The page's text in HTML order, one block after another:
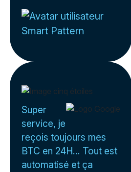
Smart Pattern
Super
service, je
reçois toujours mes
BTC en 24H... Tout est
automatisé et ça